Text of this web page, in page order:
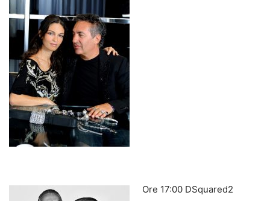
Ore 17:00 DSquared2